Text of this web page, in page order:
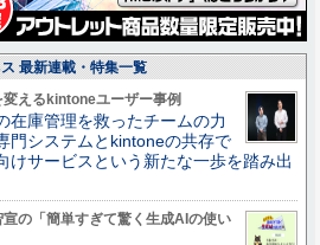
最新連載・特集一覧
変えるkintoneユーザー事例
在庫管理を救ったチームの力
門システムとkintoneの共存で
けサービスという新たな一歩を踏み出
宣の「簡単すぎて驚く生成AIの使い